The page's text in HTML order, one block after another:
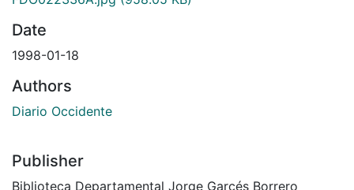
Date
1998-01-18
Authors
Diario Occidente
Publisher
Biblioteca Departamental Jorge Garcés Borrero